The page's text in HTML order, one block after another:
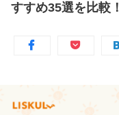
すすめ35選を比較